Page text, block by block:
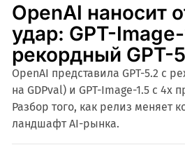
OpenAI наносит
удар: GPT-
рекордный GPT-
OpenAI представила GPT-5.2 с
на GDPval) и GPT-Image-1.5 с 4x
Разбор того, как релиз меняет
ландшафт AI-рынка.